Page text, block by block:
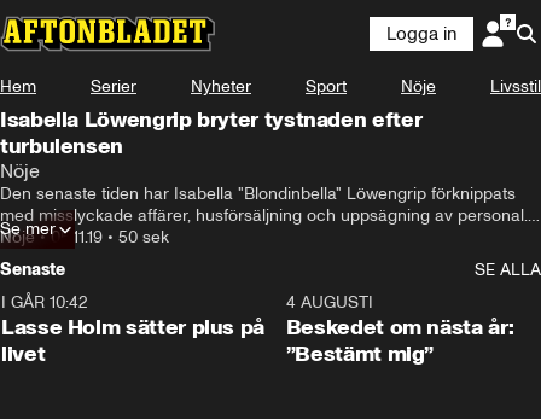
Logga in
Hem Serier Nyheter Sport Nöje Livsstil
Isabella Löwengrip bryter tystnaden efter
turbulensen
Nöje
Den senaste tiden har Isabella "Blondinbella" Löwengrip förknippats
med misslyckade affärer, husförsäljning och uppsägning av personal.
För Expressen talar hon ut om den senaste tidens turbulens.
Nöje•05.11.19 • 50 sek
Se mer
Senaste
SE ALLA
I GÅR 10:42
Lasse Holm sätter plus på
livet
4 AUGUSTI
Beskedet om nästa år:
”Bestämt mig”